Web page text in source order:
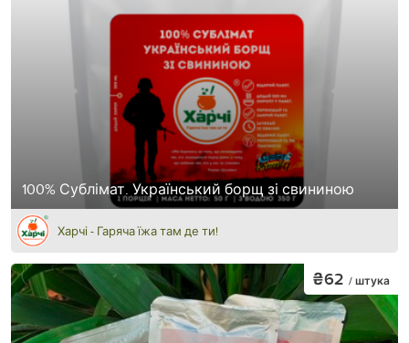
100% Сублімат. Український борщ зі свининою
Харчі - Гаряча їжа там де ти!
₴62 / штука